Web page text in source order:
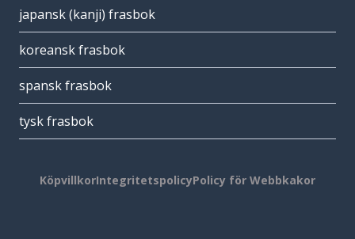
japansk (kanji) frasbok
koreansk frasbok
spansk frasbok
tysk frasbok
KöpvillkorIntegritetspolicyPolicy för Webbkakor